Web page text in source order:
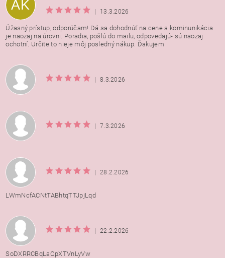
AK
|
13.3.2026
Úžasný prístup, odporúčam! Dá sa dohodnúť na cene a kominunikácia
je naozaj na úrovni. Poradia, pošlú do mailu, odpovedajú- sú naozaj
ochotní. Určite to nieje môj posledný nákup. Ďakujem
| 8.3.2026
| 7.3.2026
| 28.2.2026
LWmNcfACNtTABhtqTTJpjLqd
| 22.2.2026
SoDXRRCBqLaOpXTVnLyVw